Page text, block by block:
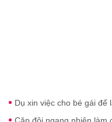
Dụ xin việc cho bé gái để